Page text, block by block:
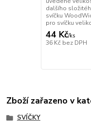
dalšího
svíčku
pro svíčku
44 Kč/ks
36 Kč bez DPH
Zboží zařazeno v
SVÍČKY